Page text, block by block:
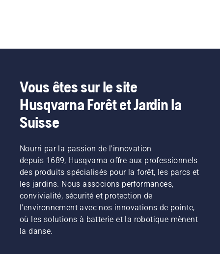
Vous êtes sur le site
Husqvarna Forêt et Jardin la
Suisse
Nourri par la passion de l'innovation
depuis 1689, Husqvarna offre aux professionnels
des produits spécialisés pour la forêt, les parcs et
les jardins. Nous associons performances,
convivialité, sécurité et protection de
l'environnement avec nos innovations de pointe,
où les solutions à batterie et la robotique mènent
la danse.